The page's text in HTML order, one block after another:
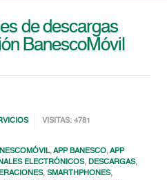
de descargas
BanescoMóvil
VISITAS: 4781
,APP BANESCO,APP
ELECTRÓNICOS,DESCARGAS,
,SMARTHPHONES,